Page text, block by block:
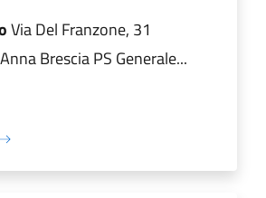
Via Del Franzone, 31
Brescia PS Generale...